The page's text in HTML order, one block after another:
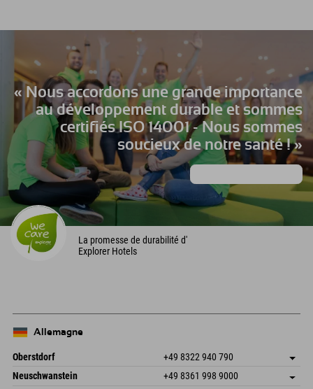
« Nous accordons une grande importance
au développement durable et sommes
certifiés ISO 14001 - Nous sommes
soucieux de notre santé ! »
La promesse de durabilité d'
Explorer Hotels
Allemagne
Oberstdorf +49 8322 940 790
An der Breitach 3
Enregistrer l'adresse
Neuschwanstein +49 8361 998 9000